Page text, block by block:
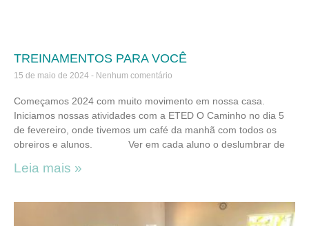
TREINAMENTOS PARA VOCÊ
15 de maio de 2024 Nenhum comentário
Começamos 2024 com muito movimento em nossa casa.
Iniciamos nossas atividades com a ETED O Caminho no dia 5
de fevereiro, onde tivemos um café da manhã com todos os
obreiros e alunos. Ver em cada aluno o deslumbrar de
Leia mais »